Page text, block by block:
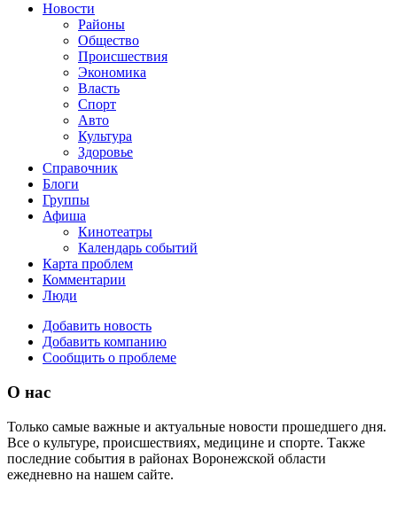
Новости
Районы
Общество
Происшествия
Экономика
Власть
Спорт
Авто
Культура
Здоровье
Справочник
Блоги
Группы
Афиша
Кинотеатры
Календарь событий
Карта проблем
Комментарии
Люди
Добавить новость
Добавить компанию
Сообщить о проблеме
О нас
Только самые важные и актуальные новости прошедшего дня.
Все о культуре, происшествиях, медицине и спорте. Также
последние события в районах Воронежской области
ежедневно на нашем сайте.